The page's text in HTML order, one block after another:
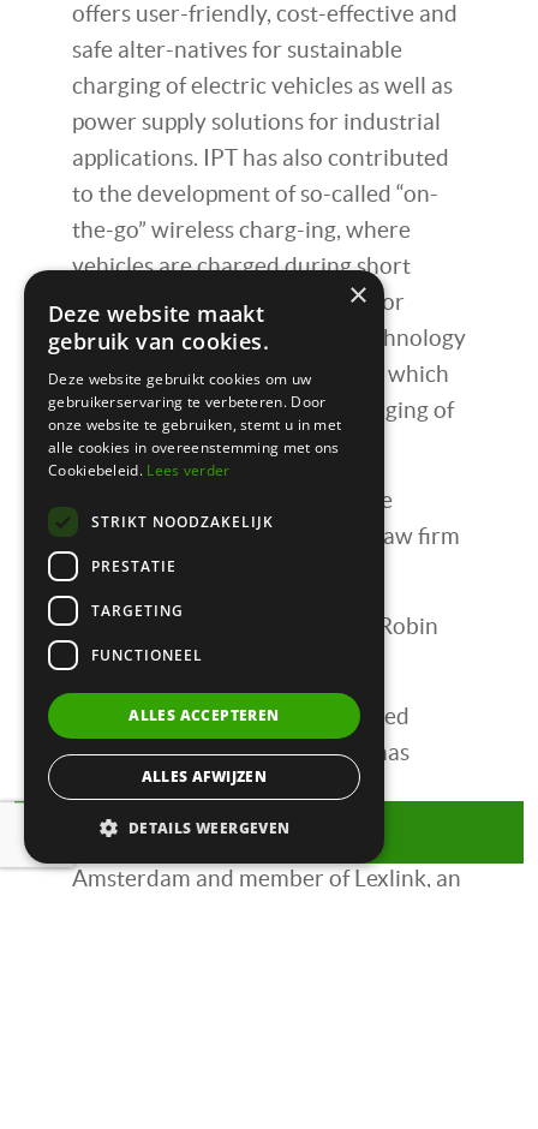
offers user-friendly, cost-effective and
safe alter-natives for sustainable
charging of electric vehicles as well as
power supply solutions for industrial
applications. IPT has also contributed
to the development of so-called “on-
the-go” wireless charg-ing, where
vehicles are charged during short
stops, for example at bus stops or
ferries. The most promising technology
lies in IPT’s e-mobility concept, which
involves wireless dynamic charging of
cars while driving.
Certa advised the client in close
cooperation with the German law firm
Gabler & Partner.
Certa’s team included partner Robin
de Jong.
Gabler & Partner’s team included
amongst others partner Dr. Jonas
Certa Advocaten is a law firm in
Amsterdam and member of Lexlink, an
Heb je een vraag over dit artikel?
×
Deze website maakt
gebruik van cookies.
Deze website gebruikt cookies om uw
gebruikerservaring te verbeteren. Door
onze website te gebruiken, stemt u in met
alle cookies in overeenstemming met ons
Cookiebeleid. Lees verder
STRIKT NOODZAKELIJK
PRESTATIE
TARGETING
FUNCTIONEEL
ALLES ACCEPTEREN
ALLES AFWIJZEN
DETAILS WEERGEVEN